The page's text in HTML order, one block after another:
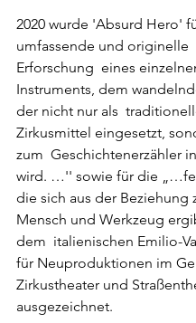
2020 wurde 'Absurd Hero'
umfassende und originelle
Erforschung  eines
Instruments, dem
der nicht nur als
Zirkusmittel eingesetzt,
zum  Geschichtenerzähler
wird. …'' sowie für die
die sich aus der Beziehung
Mensch und Werkzeug
dem  italienischen Emilio-
für Neuproduktionen im
Zirkustheater und
ausgezeichnet.